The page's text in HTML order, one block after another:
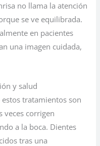
no llama la atención
se ve equilibrada.
en pacientes
una imagen cuidada,
y salud
tratamientos son
veces corrigen
a la boca. Dientes
tras una